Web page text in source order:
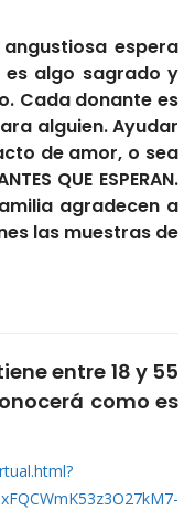
espera
es algo sagrado y
Cada donante es
alguien. Ayudar
de amor, o sea
QUE ESPERAN.
agradecen a
las muestras de
entre 18 y 55
como es